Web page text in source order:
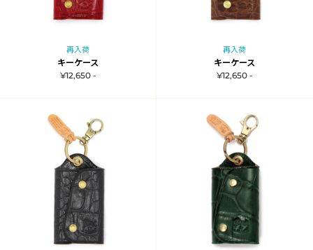
再入荷
キーケース
¥12,650 -
再入荷
キーケース
¥12,650 -